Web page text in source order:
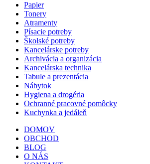
Papier
Tonery
Atramenty
Písacie potreby
Školské potreby
Kancelárske potreby
Archivácia a organizácia
Kancelárska technika
Tabule a prezentácia
Nábytok
Hygiena a drogéria
Ochranné pracovné pomôcky
Kuchynka a jedáleň
DOMOV
OBCHOD
BLOG
O NÁS